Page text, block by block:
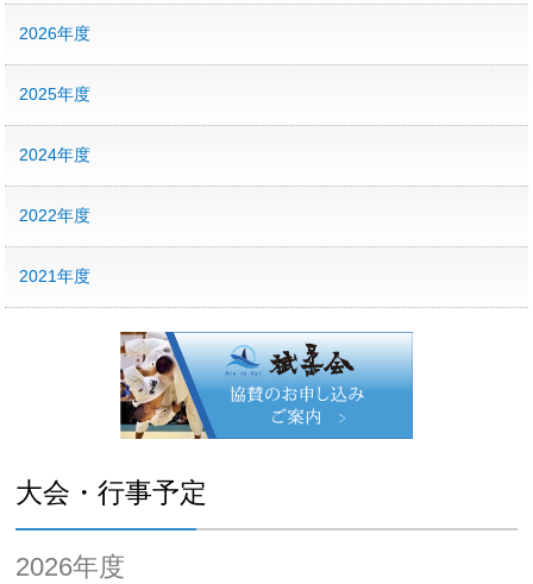
2026年度
2025年度
2024年度
2022年度
2021年度
大会・行事予定
2026年度